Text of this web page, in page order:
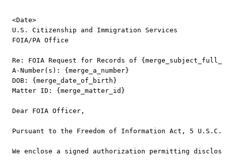
<Date>
U.S. Citizenship and Immigration Services
FOIA/PA Office
Re: FOIA Request for Records of
A-Number(s): {merge_a_number}
DOB: {merge_date_of_birth}
Matter ID: {merge_matter_id}
Dear FOIA Officer,
Pursuant to the Freedom of Information Act, 5
We enclose a signed authorization permitting